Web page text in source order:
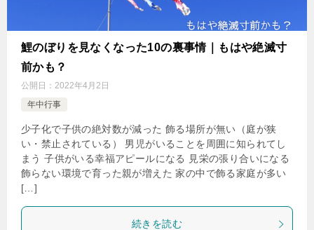
鯉のぼりを見なくなった10の裏事情｜もはや絶滅寸
前かも？
公開日： 2022年4月2日
年中行事
少子化で子供の絶対数が減った 飾る場所が無い（庭が狭
い・禁止されている） 男児がいることを周囲に知られてし
まう 子供がいる幸福アピールになる 見栄の張り合いになる
飾らない環境で育った親が増えた 家の中で飾る家庭が多い
[…]
続きを読む